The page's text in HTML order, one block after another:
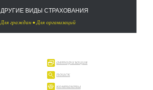
ДРУГИЕ ВИДЫ СТРАХОВАНИЯ
Для граждан •Для организаций
авторизация
поиск
контакты